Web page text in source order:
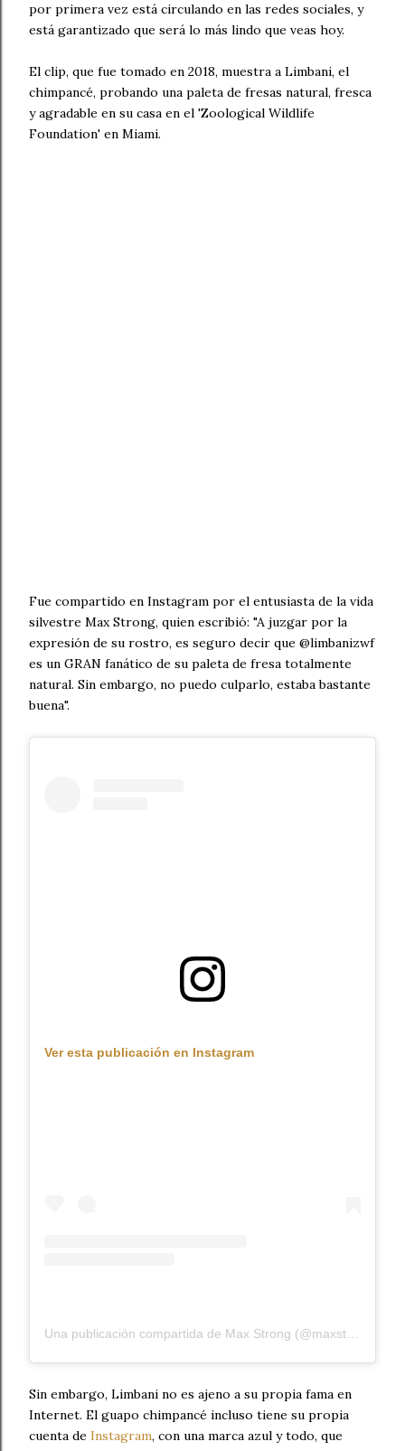
por primera vez está circulando en las redes sociales, y
está garantizado que será lo más lindo que veas hoy.
El clip, que fue tomado en 2018, muestra a Limbani, el
chimpancé, probando una paleta de fresas natural, fresca
y agradable en su casa en el 'Zoological Wildlife
Foundation' en Miami.
Fue compartido en Instagram por el entusiasta de la vida
silvestre Max Strong, quien escribió: "A juzgar por la
expresión de su rostro, es seguro decir que @limbanizwf
es un GRAN fanático de su paleta de fresa totalmente
natural. Sin embargo, no puedo culparlo, estaba bastante
buena".
Ver esta publicación en Instagram
Una publicación compartida de Max Strong (@maxstrong)
Sin embargo, Limbani no es ajeno a su propia fama en
Internet. El guapo chimpancé incluso tiene su propia
cuenta de Instagram, con una marca azul y todo, que